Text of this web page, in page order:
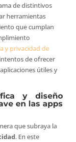
de distintivos
herramientas
que cumplan
y privacidad de
de ofrecer
útiles y
y diseño
en las apps
que subraya la
. En este